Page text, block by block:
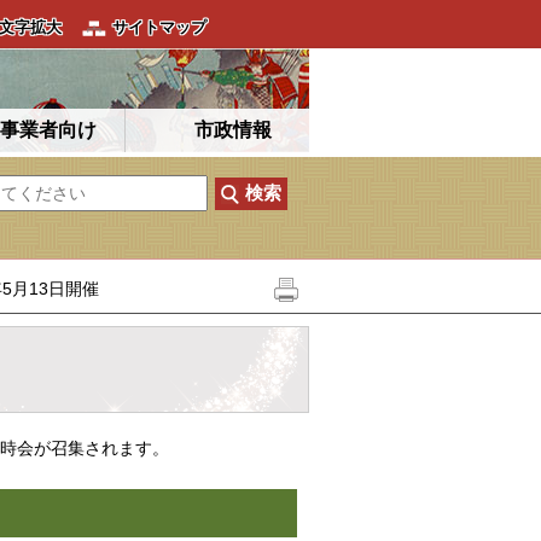
文字拡大 サイトマップ
事業者向け 市政情報
月13日開催
会が召集されます。